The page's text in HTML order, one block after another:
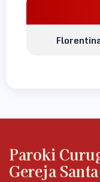
Paroki
Gereja